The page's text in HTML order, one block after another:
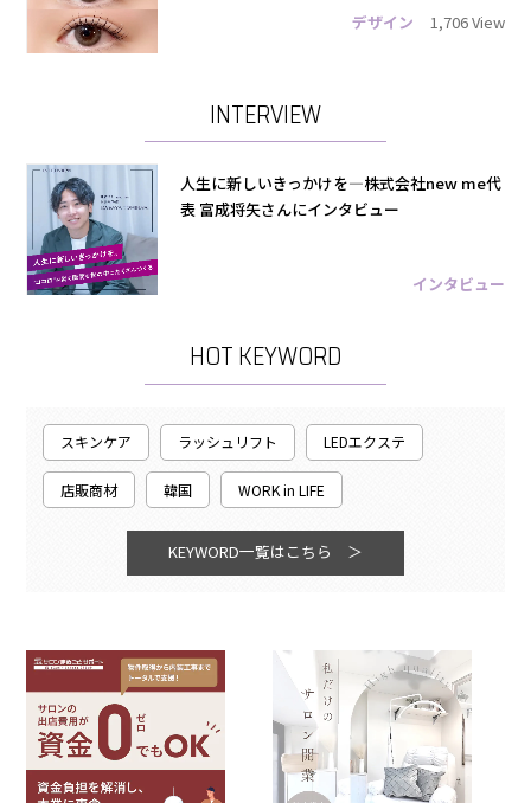
デザイン 1,706 View
INTERVIEW
人生に新しいきっかけを―株式会社new me代
表 富成将矢さんにインタビュー
インタビュー
HOT KEYWORD
スキンケア ラッシュリフト LEDエクステ
店販商材 韓国 WORK in LIFE
KEYWORD一覧はこちら